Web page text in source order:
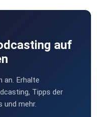
auf
an. Erhalte
Tipps der
und mehr.